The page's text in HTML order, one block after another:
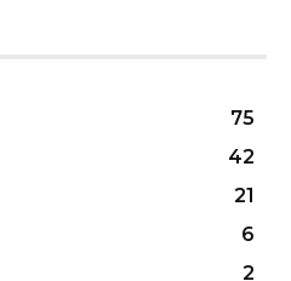
75
42
21
6
2